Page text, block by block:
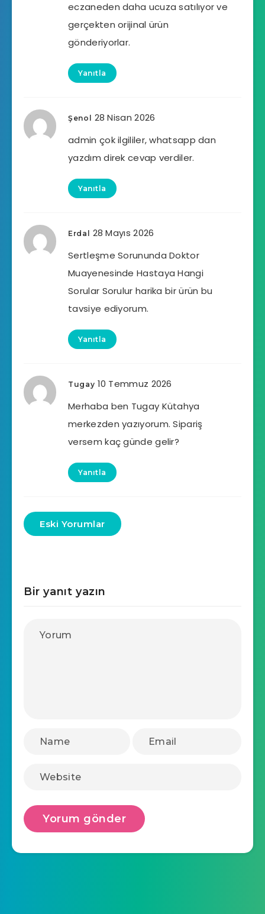
eczaneden daha ucuza satılıyor ve
gerçekten orijinal ürün
gönderiyorlar.
Yanıtla
Şenol
28 Nisan 2026
admin çok ilgililer, whatsapp dan
yazdım direk cevap verdiler.
Yanıtla
Erdal
28 Mayıs 2026
Sertleşme Sorununda Doktor
Muayenesinde Hastaya Hangi
Sorular Sorulur harika bir ürün bu
tavsiye ediyorum.
Yanıtla
Tugay 10 Temmuz 2026
Merhaba ben Tugay Kütahya
merkezden yazıyorum. Sipariş
versem kaç günde gelir?
Yanıtla
Eski Yorumlar
Bir yanıt yazın